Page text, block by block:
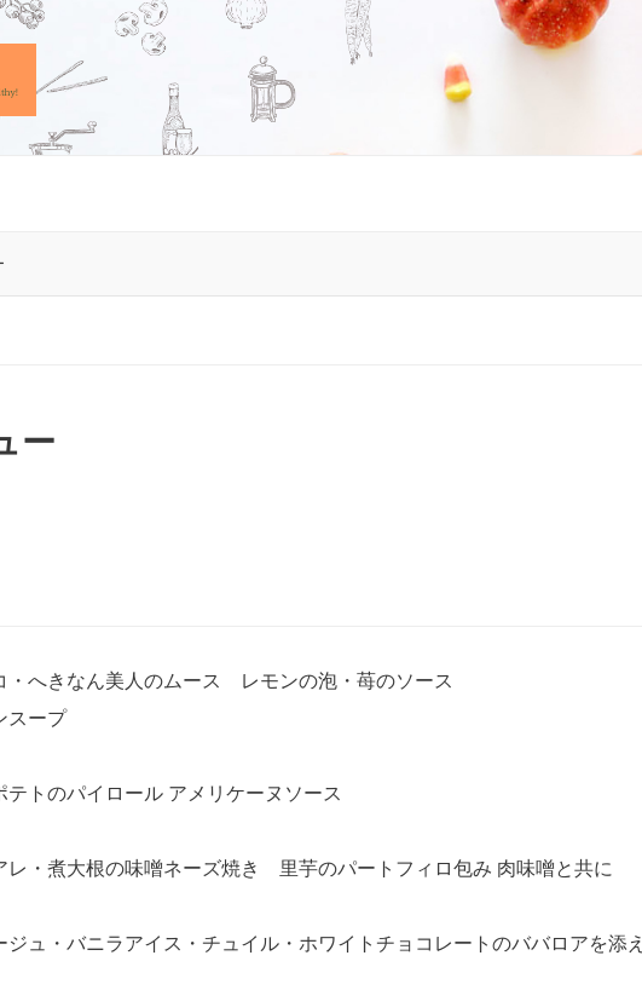
ー
・へきなん美人のムース レモンの泡・苺のソース
スープ
トのパイロール アメリケーヌソース
レ・煮大根の味噌ネーズ焼き 里芋のパートフィロ包み 肉味噌と共に
ュ・バニラアイス・チュイル・ホワイトチョコレートのババロアを添え